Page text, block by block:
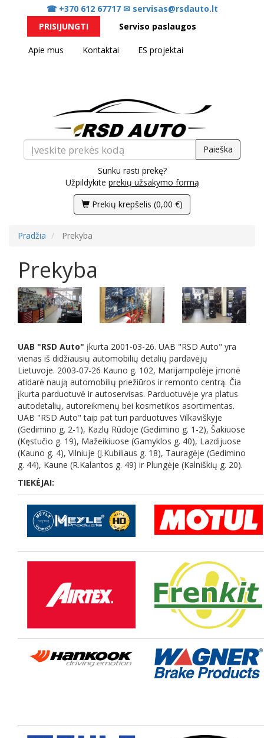
☎ +370 612 67717 ✉ servisas@rsdauto.lt
PRISIJUNGTI
Serviso paslaugos
Apie mus Kontaktai ES projektai
Paieška
Sunku rasti prekę?
Užpildykite prekių užsakymo formą
Prekių krepšelis (0,00 €)
Pradžia Prekyba
Prekyba
UAB "RSD Auto" įkurta 2001-03-26. UAB "RSD Auto" yra
vienas iš didžiausių automobilių detalių pardavėjų
Lietuvoje. 2003-07-26 Kauno g. 102, Marijampolėje įmonė
atidarė naują automobilių priežiūros ir remonto centrą. Čia
įkurta parduotuvė ir autoservisas. Parduotuvėje yra platus
autodetalių, autoreikmenų bei kosmetikos asortimentas.
UAB "RSD Auto" taip pat turi parduotuves Vilkaviškyje
(Gedimino g. 2-1), Kazlų Rūdoje (Gedimino g. 1-2), Šakiuose
(Kęstučio g. 19), Mažeikiuose (Gamyklos g. 40), Lazdijuose
(Kauno g. 4), Vilniuje (J.Kubiliaus g. 18), Tauragėje (Gedimino
g. 44), Kaune (R.Kalantos g. 49) ir Plungėje (Kalniškių g. 20).
TIEKĖJAI: